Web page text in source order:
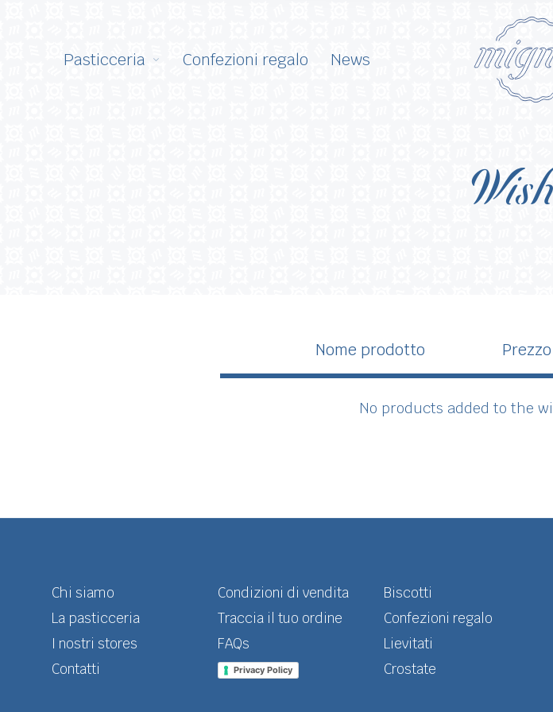
Pasticceria Confezioni regalo News
Nome prodotto
No products added to the
Chi siamo
La pasticceria
I nostri stores
Contatti
Condizioni di vendita
Traccia il tuo ordine
FAQs
Privacy Policy
Biscotti
Confezioni regalo
Lievitati
Crostate